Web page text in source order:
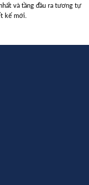
và tầng đầu ra tương tự
kế mới.